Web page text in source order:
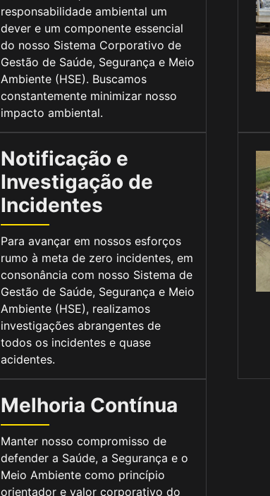
responsabilidade ambiental um
dever e um componente essencial
do nosso Sistema Corporativo de
Gestão de Saúde, Segurança e Meio
Ambiente (HSE). Buscamos
constantemente minimizar nosso
impacto ambiental.
Notificação e
Investigação de
Incidentes
Para avançar em nossos esforços
rumo à meta de zero incidentes, em
consonância com nosso Sistema de
Gestão de Saúde, Segurança e Meio
Ambiente (HSE), realizamos
investigações abrangentes de
todos os incidentes e quase
acidentes.
Melhoria Contínua
Manter nosso compromisso de
defender a Saúde, a Segurança e o
Meio Ambiente como princípio
orientador e valor corporativo do